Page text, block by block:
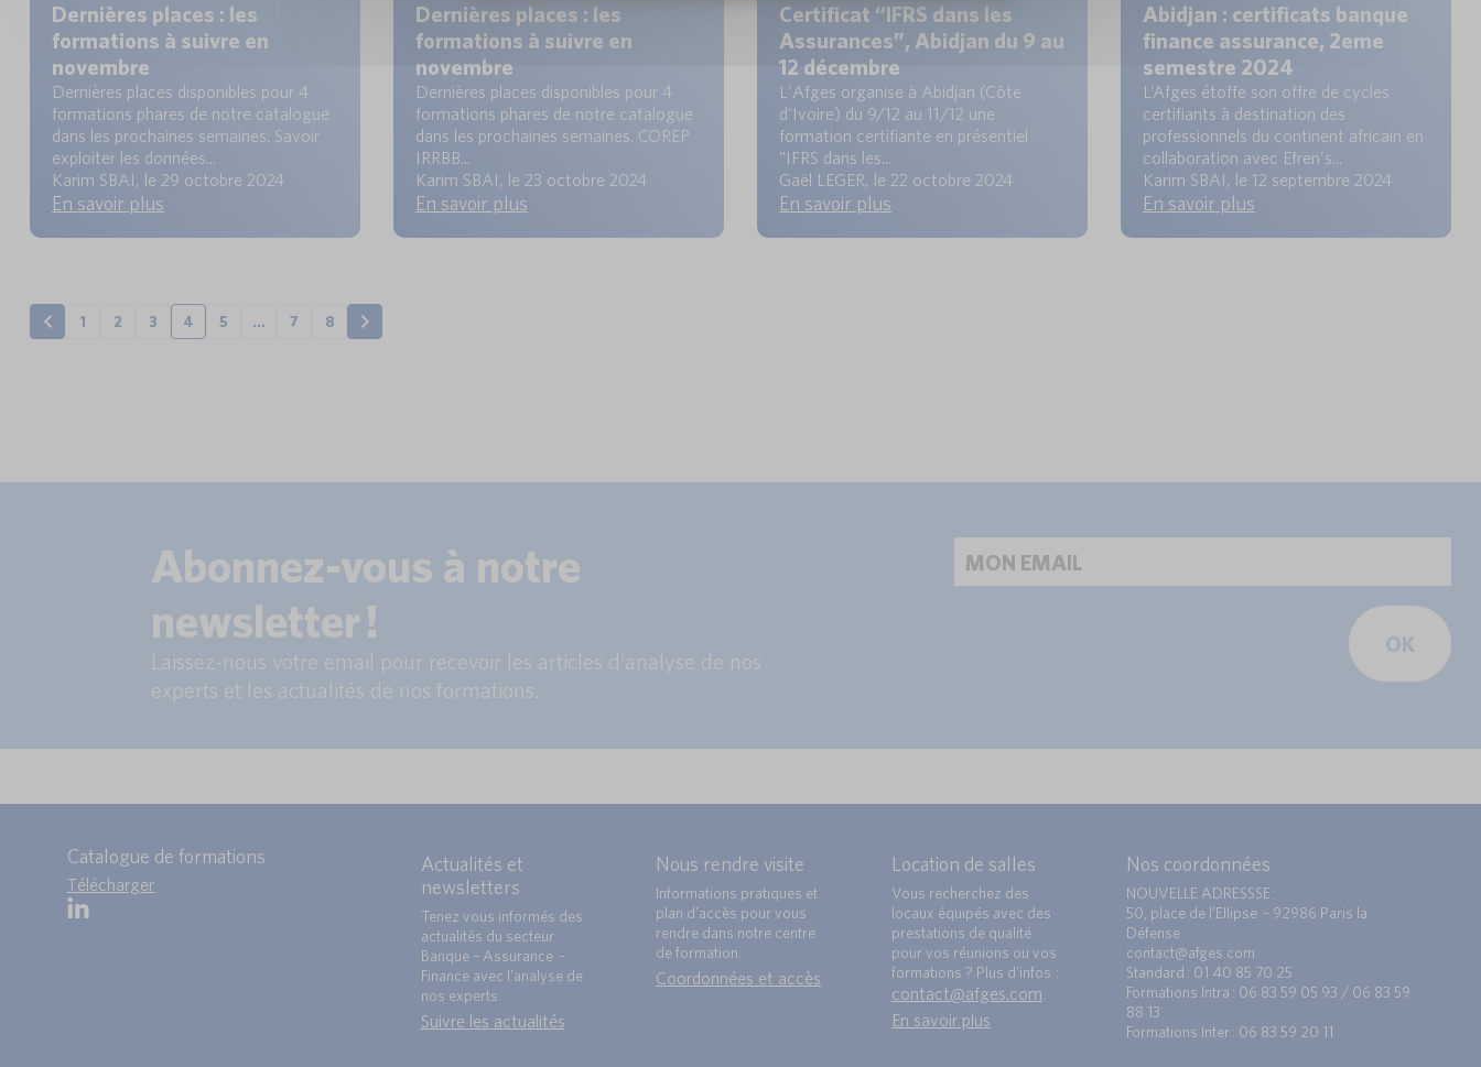
Dernières places : les
formations à suivre en
novembre
Dernières places disponibles pour 4
formations phares de notre catalogue
dans les prochaines semaines. Savoir
exploiter les données...
Karim SBAI, le 29 octobre 2024
En savoir plus
Dernières places : les
formations à suivre en
novembre
Dernières places disponibles pour 4
formations phares de notre catalogue
dans les prochaines semaines. COREP
IRRBB...
Karim SBAI, le 23 octobre 2024
En savoir plus
Certificat “IFRS dans les
Assurances”, Abidjan du 9 au
12 décembre
L'Afges organise à Abidjan (Côte
d'Ivoire) du 9/12 au 11/12 une
formation certifiante en présentiel
"IFRS dans les...
Gaël LEGER, le 22 octobre 2024
En savoir plus
Abidjan : certificats banque
finance assurance, 2eme
semestre 2024
L’Afges étoffe son offre de cycles
certifiants à destination des
professionnels du continent africain en
collaboration avec Efren's...
Karim SBAI, le 12 septembre 2024
En savoir plus
1 2 3 4 5 … 7 8
Abonnez-vous à notre
newsletter !
Laissez-nous votre email pour recevoir les articles d'analyse de nos
experts et les actualités de nos formations.
OK
Catalogue de formations
Télécharger
Actualités et
newsletters
Tenez vous informés des
actualités du secteur
Banque – Assurance –
Finance avec l’analyse de
nos experts.
Suivre les actualités
Nous rendre visite
Informations pratiques et
plan d’accès pour vous
rendre dans notre centre
de formation.
Coordonnées et accès
Location de salles
Vous recherchez des
locaux équipés avec des
prestations de qualité
pour vos réunions ou vos
formations ? Plus d’infos :
contact@afges.com
En savoir plus
Nos coordonnées
NOUVELLE ADRESSSE :
50, place de l’Ellipse – 92986 Paris la
Défense
contact@afges.com
Standard : 01 40 85 70 25
Formations Intra : 06 83 59 05 93 / 06 83 59
88 13
Formations Inter : 06 83 59 20 11